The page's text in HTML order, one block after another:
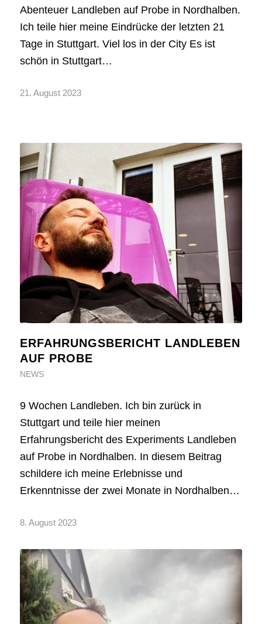
Abenteuer Landleben auf Probe in Nordhalben.
Ich teile hier meine Eindrücke der letzten 21
Tage in Stuttgart. Viel los in der City Es ist
schön in Stuttgart…
21. August 2023
ERFAHRUNGSBERICHT LANDLEBEN
AUF PROBE
NEWS
9 Wochen Landleben. Ich bin zurück in
Stuttgart und teile hier meinen
Erfahrungsbericht des Experiments Landleben
auf Probe in Nordhalben. In diesem Beitrag
schildere ich meine Erlebnisse und
Erkenntnisse der zwei Monate in Nordhalben…
8. August 2023